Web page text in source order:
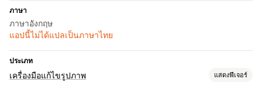
ภาษา
ภาษาอังกฤษ
แอปนี้ไม่ได้แปลเป็นภาษาไทย
ประเภท
เครื่องมือแก้ไขรูปภาพ แสดงฟีเจอร์